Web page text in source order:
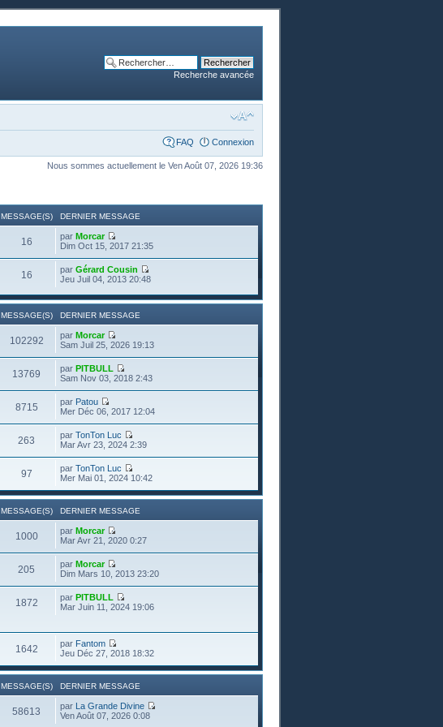
Recherche avancée
FAQ Connexion
Nous sommes actuellement le Ven Août 07, 2026 19:36
MESSAGE(S) DERNIER MESSAGE
16 parMorcar
Dim Oct 15, 2017 21:35
16 parGérard Cousin
Jeu Juil 04, 2013 20:48
MESSAGE(S) DERNIER MESSAGE
102292 parMorcar
Sam Juil 25, 2026 19:13
13769 parPITBULL
Sam Nov 03, 2018 2:43
8715 par Patou
Mer Déc 06, 2017 12:04
263 parTonTon Luc
Mar Avr 23, 2024 2:39
97 parTonTon Luc
Mer Mai 01, 2024 10:42
MESSAGE(S) DERNIER MESSAGE
1000 parMorcar
Mar Avr 21, 2020 0:27
205 parMorcar
Dim Mars 10, 2013 23:20
1872 parPITBULL
Mar Juin 11, 2024 19:06
1642 par Fantom
Jeu Déc 27, 2018 18:32
MESSAGE(S) DERNIER MESSAGE
58613 par La Grande Divine
Ven Août 07, 2026 0:08